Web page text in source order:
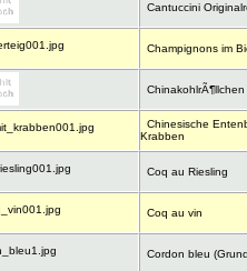
Cantuccini
Champignons im
Chinesische
Krabben
Coq au Riesling
Coq au vin
Cordon bleu